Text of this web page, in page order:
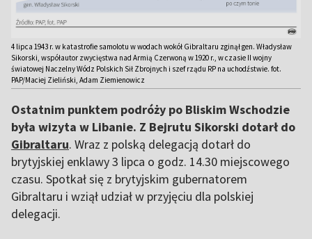
4 lipca 1943 r. w katastrofie samolotu w wodach wokół Gibraltaru zginął gen. Władysław
Sikorski, współautor zwycięstwa nad Armią Czerwoną w 1920 r., w czasie II wojny
światowej Naczelny Wódz Polskich Sił Zbrojnych i szef rządu RP na uchodźstwie. fot.
PAP/Maciej Zieliński, Adam Ziemienowicz
Ostatnim punktem podróży po Bliskim Wschodzie
była wizyta w Libanie. Z Bejrutu Sikorski dotarł do
Gibraltaru. Wraz z polską delegacją dotarł do
brytyjskiej enklawy 3 lipca o godz. 14.30 miejscowego
czasu. Spotkał się z brytyjskim gubernatorem
Gibraltaru i wziął udział w przyjęciu dla polskiej
delegacji.